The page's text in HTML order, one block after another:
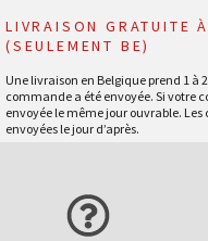
LIVRAISON GRATUITE
(SEULEMENT BE)
Une livraison en Belgique prend 1 à
commande a été envoyée. Si votre
envoyée le même jour ouvrable.
envoyées le jour d’après.